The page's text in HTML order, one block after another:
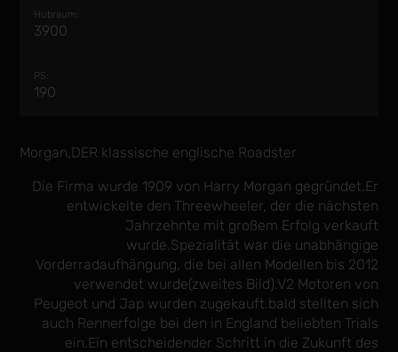
Hubraum:
3900
PS:
190
Morgan,DER klassische englische Roadster
Die Firma wurde 1909 von Harry Morgan gegründet.Er
entwickelte den Threewheeler, der die nächsten
Jahrzehnte mit großem Erfolg verkauft
wurde.Spezialität war die unabhängige
Vorderradaufhängung, die bei allen Modellen bis 2012
verwendet wurde(zweites Bild).V2 Motoren von
Peugeot und Jap wurden zugekauft.bald stellten sich
auch Rennerfolge bei den in England beliebten Trials
ein.Ein entscheidender Schritt in die Zukunft des